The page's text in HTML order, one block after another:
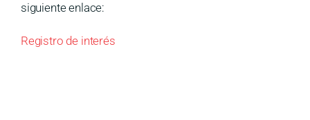
siguiente enlace:
Registro de interés